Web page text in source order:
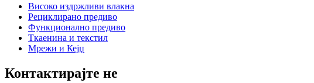
Високо издржливи влакна
Рециклирано предиво
Функционално предиво
Ткаенина и текстил
Мрежи и Кејџ
Контактирајте не